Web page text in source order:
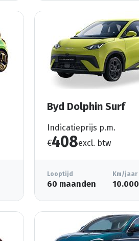
Byd Dolphin Surf
Indicatieprijs p.m.
€408excl. btw
Looptijd
60 maanden
Km/jaar
10.000